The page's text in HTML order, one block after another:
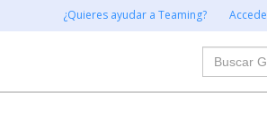
¿Quieres ayudar a Teaming? Accede
Buscar